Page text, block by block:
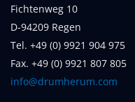
Fichtenweg 10
D-94209 Regen
Tel. +49 (0) 9921 904 975
Fax. +49 (0) 9921 807 805
info@drumherum.com